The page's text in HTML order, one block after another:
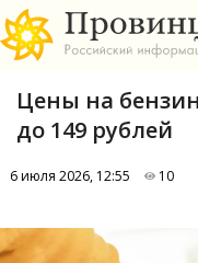
Цены на
до 149 рублей
6 июля 2026, 12:55 10